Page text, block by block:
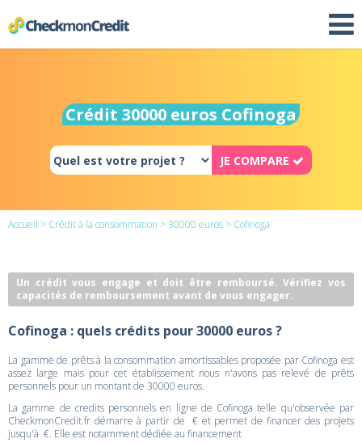
Crédit 30000 euros Cofinoga
JE COMPARE
Accueil > Crédit à la consommation >30000 euros > Cofinoga
Un crédit vous engage et doit être remboursé. Vérifiez vos
capacités de remboursement avant de vous engager.
Cofinoga : quels crédits pour 30000 euros ?
La gamme de prêts à la consommation amortissables proposée par Cofinoga est
assez large mais pour cet établissement nous n'avons pas relevé de prêts
personnels pour un montant de 30000 euros.
La gamme de credits personnels en ligne de Cofinoga telle qu'observée par
CheckmonCredit.fr démarre à partir de € et permet de financer des projets
jusqu'à €. Elle est notamment dédiée au financement